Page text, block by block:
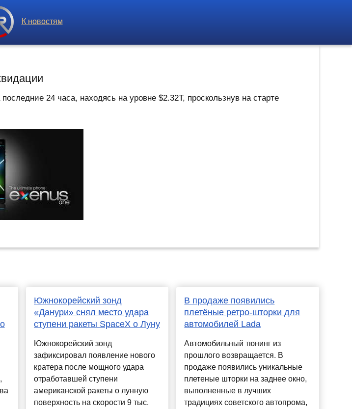
К новостям
24 часа, находясь на уровне $2.32T, проскользнув на старте
Южнокорейский зонд
«Данури» снял место удара
ступени ракеты SpaceX о Луну
Южнокорейский зонд
зафиксировал появление нового
кратера после мощного удара
отработавшей ступени
американской ракеты о лунную
поверхность на скорости 9 тыс.
В продаже появились
плетёные ретро-шторки для
автомобилей Lada
Автомобильный тюнинг из
прошлого возвращается. В
продаже появились уникальные
плетеные шторки на заднее окно,
выполненные в лучших
традициях советского автопрома,